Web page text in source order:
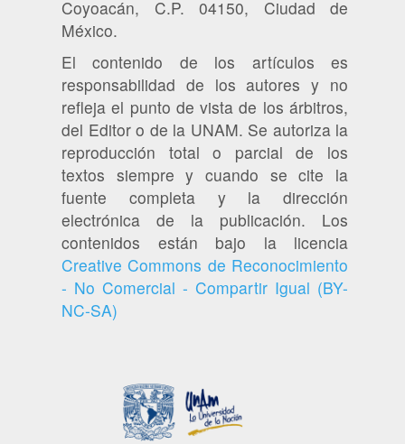
Coyoacán, C.P. 04150, Ciudad de
México.
El contenido de los artículos es
responsabilidad de los autores y no
refleja el punto de vista de los árbitros,
del Editor o de la UNAM. Se autoriza la
reproducción total o parcial de los
textos siempre y cuando se cite la
fuente completa y la dirección
electrónica de la publicación. Los
contenidos están bajo la licencia
Creative Commons de Reconocimiento
- No Comercial - Compartir Igual (BY-
NC-SA)